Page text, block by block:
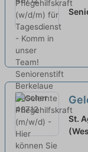
für
St.